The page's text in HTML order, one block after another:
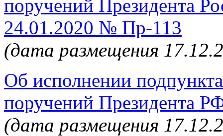
поручений Президента
24.01.2020 № Пр-113
(дата размещения
Об исполнении
поручений Президента
(дата размещения